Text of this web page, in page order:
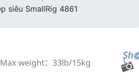
siêu SmallRig 4861